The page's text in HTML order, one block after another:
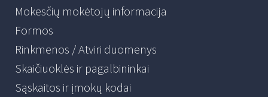
Mokesčių mokėtojų informacija
Formos
Rinkmenos / Atviri duomenys
Skaičiuoklės ir pagalbininkai
Sąskaitos ir įmokų kodai